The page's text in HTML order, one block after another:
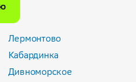
Лермонтово
Кабардинка
Дивноморское